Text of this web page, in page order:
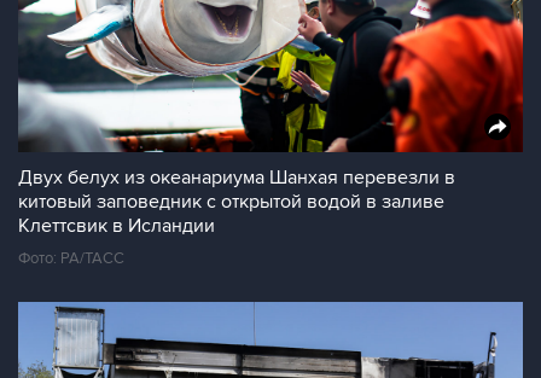
Двух белух из океанариума Шанхая перевезли в
китовый заповедник с открытой водой в заливе
Клеттсвик в Исландии
Фото: PA/ТАСС